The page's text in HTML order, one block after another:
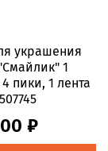
украшения
1
пики, 1 лента
₽